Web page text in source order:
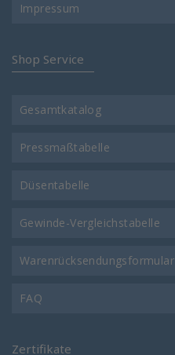
Impressum
Shop Service
Gesamtkatalog
Pressmaßtabelle
Düsentabelle
Gewinde-Vergleichstabelle
Warenrücksendungsformular
FAQ
Zertifikate